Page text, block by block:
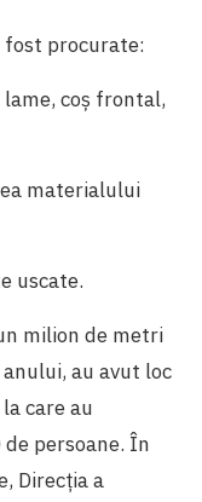
fost procurate:
coș frontal,
materialului
uscate.
milion de metri
au avut loc
care au
persoane. În
Direcția a